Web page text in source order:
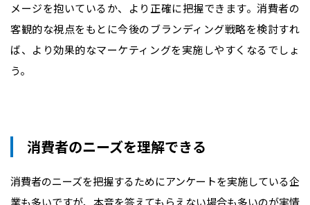
メージを抱いているか、より正確に把握できます。消費者の
客観的な視点をもとに今後のブランディング戦略を検討すれ
ば、より効果的なマーケティングを実施しやすくなるでしょ
う。
消費者のニーズを理解できる
消費者のニーズを把握するためにアンケートを実施している企
業も多いですが、本音を答えてもらえない場合も多いのが実情